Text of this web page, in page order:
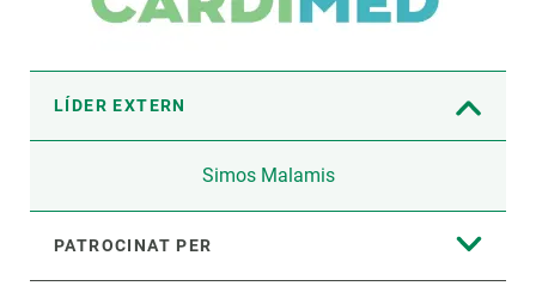
LÍDER EXTERN
Simos Malamis
PATROCINAT PER